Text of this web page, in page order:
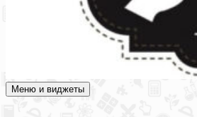
Академия СОВА
Подготовка к ЕГЭ, ОГЭ, ВПР, МЦКО,
Меню и виджеты